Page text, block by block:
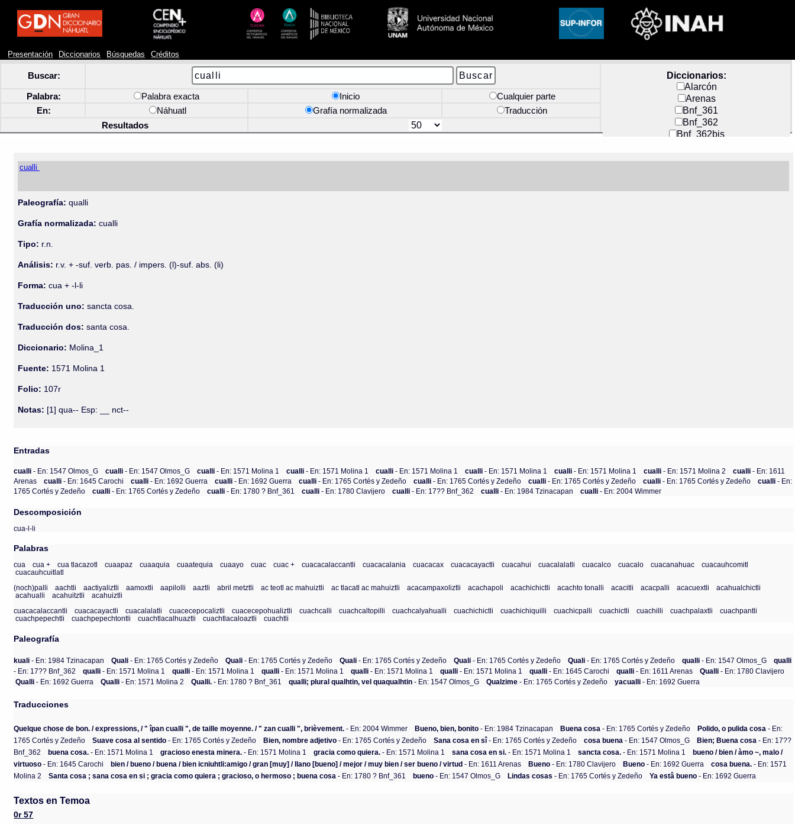
Presentación Diccionarios Búsquedas Créditos
Buscar:
Diccionarios:
Alarcón
Arenas
Bnf_361
Bnf_362
Bnf_362bis
Docs_México
Palabra: Palabra exacta Inicio
Cualquier parte
En:
Náhuatl Grafía normalizada
Traducción
Resultados
cualli
Paleografía: qualli
Grafía normalizada: cualli
Tipo: r.n.
Análisis: r.v. + -suf. verb. pas. / impers. (l)-suf. abs. (li)
Forma: cua + -l-li
Traducción uno: sancta cosa.
Traducción dos: santa cosa.
Diccionario: Molina_1
Fuente: 1571 Molina 1
Folio: 107r
Notas: [1] qua-- Esp: __ nct--
Entradas
cualli- En: 1547 Olmos_G cualli- En: 1547 Olmos_G cualli- En: 1571 Molina 1 cualli- En: 1571 Molina 1 cualli- En: 1571 Molina 1 cualli- En: 1571 Molina 1 cualli- En: 1571 Molina 1 cualli- En: 1571 Molina 2 cualli- En: 1611
Arenas
cualli- En: 1645 Carochi cualli- En: 1692 Guerra cualli- En: 1692 Guerra cualli- En: 1765 Cortés y Zedeño cualli- En: 1765 Cortés y Zedeño cualli- En: 1765 Cortés y Zedeño cualli- En: 1765 Cortés y Zedeño cualli- En:
1765 Cortés y Zedeño
cualli- En: 1765 Cortés y Zedeño cualli- En: 1780 ? Bnf_361 cualli- En: 1780 Clavijero cualli- En: 17?? Bnf_362 cualli- En: 1984 Tzinacapan cualli- En: 2004 Wimmer
Descomposición
cua-l-li
Palabras
cua cua + cua tlacazotl cuaapaz cuaaquia cuaatequia cuaayo cuac cuac + cuacacalaccantli cuacacalania cuacacax cuacacayactli cuacahui cuacalalatli cuacalco cuacalo cuacanahuac
cuacauhcomitl
cuacauhcuitlatl
(noch)palli
aachtli aactiyaliztli aamoxtli aapilolli aaztli abril metztli ac teotl ac mahuiztli ac tlacatl ac mahuiztli acacampaxoliztli acachapoli acachichictli acachto tonalli acacitli acacpalli acacuextli
acahualchictli
acahualli
acahuitztli
acahuiztli
cuacacalaccantli
cuacacayactli cuacalalatli cuacecepocaliztli cuacecepohualiztli cuachcalli cuachcaltopilli cuachcalyahualli cuachichictli cuachichiquilli cuachicpalli cuachictli cuachilli cuachpalaxtli
cuachpantli
cuachpepechtli
cuachpepechtontli cuachtlacalhuaztli cuachtlacaloaztli cuachtli
Paleografía
kuali - En: 1984 Tzinacapan Quali - En: 1765 Cortés y Zedeño Quali - En: 1765 Cortés y Zedeño Quali - En: 1765 Cortés y Zedeño Quali - En: 1765 Cortés y Zedeño Quali - En: 1765 Cortés y Zedeño qualli - En: 1547 Olmos_G
qualli
- En: 17?? Bnf_362
qualli - En: 1571 Molina 1 qualli - En: 1571 Molina 1 qualli - En: 1571 Molina 1 qualli - En: 1571 Molina 1 qualli - En: 1571 Molina 1 qualli - En: 1645 Carochi qualli - En: 1611 Arenas Qualli - En: 1780 Clavijero
Qualli - En: 1692 Guerra Qualli - En: 1571 Molina 2 Qualli. - En: 1780 ? Bnf_361 qualli; plural qualhtin, vel quaqualhtin - En: 1547 Olmos_G Qualzime - En: 1765 Cortés y Zedeño yacualli - En: 1692 Guerra
Traducciones
Quelque chose de bon. / expressions, / " îpan cualli ", de taille moyenne. / " zan cualli ", brièvement. - En: 2004 Wimmer Bueno, bien, bonito - En: 1984 Tzinacapan Buena cosa - En: 1765 Cortés y Zedeño Polido, o pulida cosa - En:
1765 Cortés y Zedeño
Suave cosa al sentido - En: 1765 Cortés y Zedeño Bien, nombre adjetivo - En: 1765 Cortés y Zedeño Sana cosa en sî- En: 1765 Cortés y Zedeño cosa buena - En: 1547 Olmos_G Bien; Buena cosa - En: 17??
Bnf_362
buena cosa. - En: 1571 Molina 1 gracioso enesta minera. - En: 1571 Molina 1 gracia como quiera. - En: 1571 Molina 1 sana cosa en si. - En: 1571 Molina 1 sancta cosa. - En: 1571 Molina 1
bueno / bien / àmo ~, malo /
virtuoso - En: 1645 Carochi bien / bueno / buena / bien icniuhtli:amigo / gran [muy] / llano [bueno] / mejor / muy bien / ser bueno / virtud - En: 1611 Arenas Bueno - En: 1780 Clavijero Bueno - En: 1692 Guerra cosa buena. - En: 1571
Molina 2
Santa cosa ; sana cosa en si ; gracia como quiera ; gracioso, o hermoso ; buena cosa - En: 1780 ? Bnf_361 bueno - En: 1547 Olmos_G Lindas cosas - En: 1765 Cortés y Zedeño Ya estâ bueno - En: 1692 Guerra
Textos en Temoa
0r 57